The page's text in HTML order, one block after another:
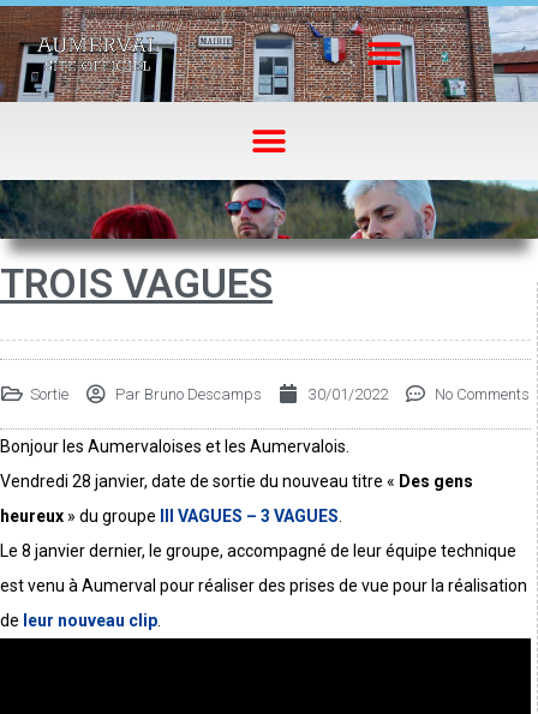
TROIS VAGUES
Sortie Par Bruno Descamps 30/01/2022 No Comments
Bonjour les Aumervaloises et les Aumervalois.
Vendredi 28 janvier, date de sortie du nouveau titre « Des gens
heureux » du groupe III VAGUES – 3 VAGUES
Le 8 janvier dernier, le groupe, accompagné de leur équipe technique
est venu à Aumerval pour réaliser des prises de vue pour la réalisation
de leur nouveau clip